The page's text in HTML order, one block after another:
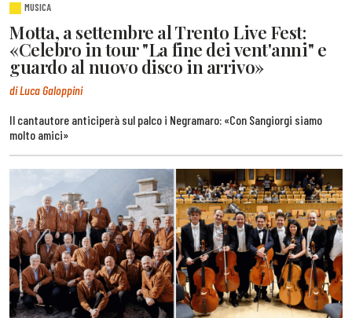
MUSICA
Motta, a settembre al Trento Live Fest:
«Celebro in tour "La fine dei vent'anni" e
guardo al nuovo disco in arrivo»
di Luca Galoppini
Il cantautore anticiperà sul palco i Negramaro: «Con Sangiorgi siamo
molto amici»